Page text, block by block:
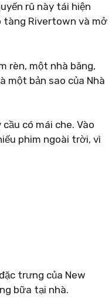
rũ này tái hiện
tàng Rivertown và mở
rèn, một nhà băng,
một bản sao của Nhà
có mái che. Vào
phim ngoài trời, vì
trưng của New
bữa tại nhà.